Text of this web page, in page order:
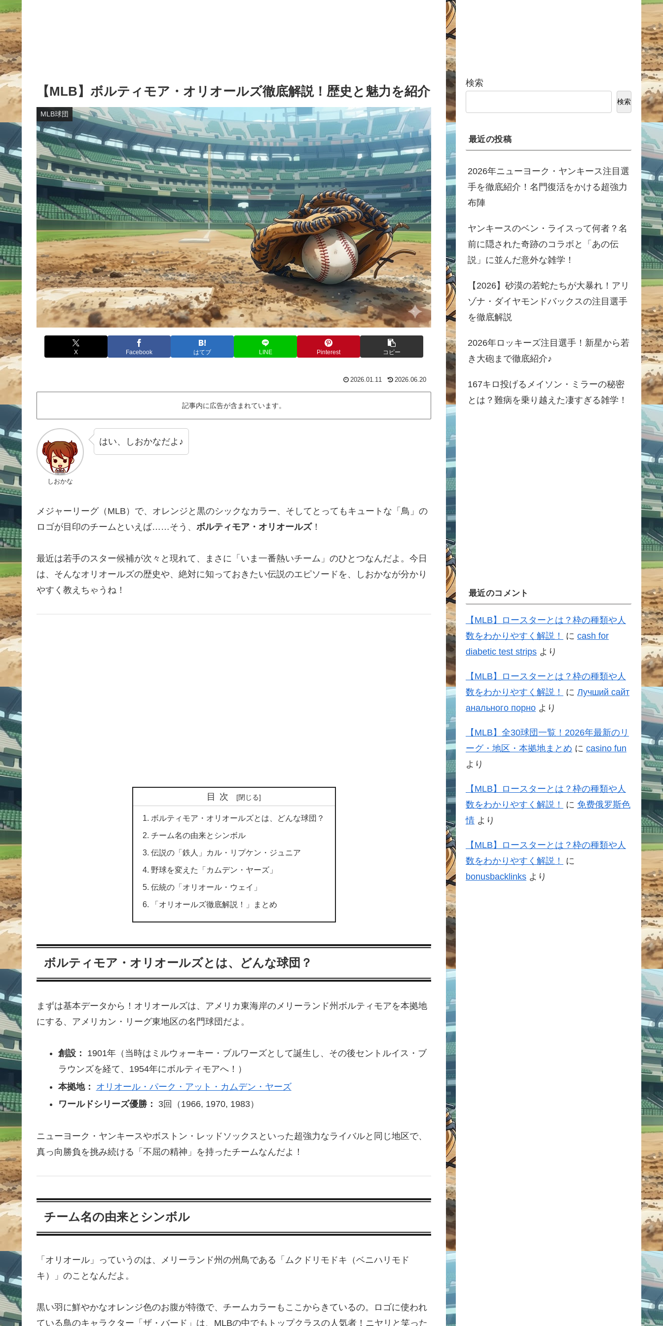
【MLB】ボルティモア・オリオールズ徹底解説！歴史と魅力を紹介
MLB球団
X Facebook はてブ LINE Pinterest コピー
2026.01.11 2026.06.20
記事内に広告が含まれています。
しおかな
はい、しおかなだよ♪
メジャーリーグ（MLB）で、オレンジと黒のシックなカラー、そしてとってもキュートな「鳥」の
ロゴが目印のチームといえば……そう、 ボルティモア・オリオールズ！
最近は若手のスター候補が次々と現れて、まさに「いま一番熱いチーム」のひとつなんだよ。今日
は、そんなオリオールズの歴史や、絶対に知っておきたい伝説のエピソードを、しおかなが分かり
やすく教えちゃうね！
目次
ボルティモア・オリオールズとは、どんな球団？
チーム名の由来とシンボル
伝説の「鉄人」カル・リプケン・ジュニア
野球を変えた「カムデン・ヤーズ」
伝統の「オリオール・ウェイ」
「オリオールズ徹底解説！」まとめ
ボルティモア・オリオールズとは、どんな球団？
まずは基本データから！オリオールズは、アメリカ東海岸のメリーランド州ボルティモアを本拠地
にする、アメリカン・リーグ東地区の名門球団だよ。
創設：
1901年（当時はミルウォーキー・ブルワーズとして誕生し、その後セントルイス・ブ
ラウンズを経て、1954年にボルティモアへ！）
本拠地：
オリオール・パーク・アット・カムデン・ヤーズ
ワールドシリーズ優勝：
3回（1966, 1970, 1983）
ニューヨーク・ヤンキースやボストン・レッドソックスといった超強力なライバルと同じ地区で、
真っ向勝負を挑み続ける「不屈の精神」を持ったチームなんだよ！
チーム名の由来とシンボル
「オリオール」っていうのは、メリーランド州の州鳥である「ムクドリモドキ（ベニハリモド
キ）」のことなんだよ。
黒い羽に鮮やかなオレンジ色のお腹が特徴で、チームカラーもここからきているの。ロゴに使われ
ている鳥のキャラクター「ザ・バード」は、MLBの中でもトップクラスの人気者！ニヤリと笑った
検索
検索
最近の投稿
2026年ニューヨーク・ヤンキース注目選
手を徹底紹介！名門復活をかける超強力
布陣
ヤンキースのベン・ライスって何者？名
前に隠された奇跡のコラボと「あの伝
説」に並んだ意外な雑学！
【2026】砂漠の若蛇たちが大暴れ！アリ
ゾナ・ダイヤモンドバックスの注目選手
を徹底解説
2026年ロッキーズ注目選手！新星から若
き大砲まで徹底紹介♪
167キロ投げるメイソン・ミラーの秘密
とは？難病を乗り越えた凄すぎる雑学！
最近のコメント
【MLB】ロースターとは？枠の種類や人
数をわかりやすく解説！
に cash for
diabetic test strips より
【MLB】ロースターとは？枠の種類や人
数をわかりやすく解説！
に Лучший сайт
анального порно より
【MLB】全30球団一覧！2026年最新のリ
ーグ・地区・本拠地まとめ に casino fun
より
【MLB】ロースターとは？枠の種類や人
数をわかりやすく解説！
に 免费俄罗斯色
情 より
【MLB】ロースターとは？枠の種類や人
数をわかりやすく解説！
に
bonusbacklinks より